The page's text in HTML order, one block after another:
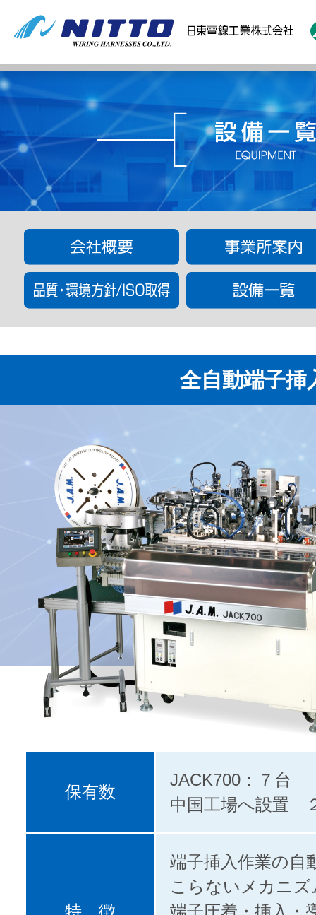
全自動端子挿
保有数
JACK700：７台
中国工場へ設置
特 徴
端子挿入作業の自
こらないメカニズ
端子圧着・挿入・